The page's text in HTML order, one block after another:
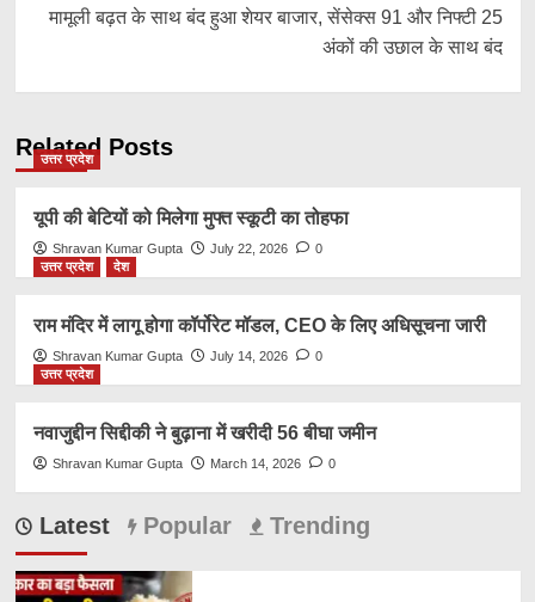
मामूली बढ़त के साथ बंद हुआ शेयर बाजार, सेंसेक्स 91 और निफ्टी 25
अंकों की उछाल के साथ बंद
Related Posts
उत्तर प्रदेश
यूपी की बेटियों को मिलेगा मुफ्त स्कूटी का तोहफा
Shravan Kumar Gupta July 22, 2026
0
उत्तर प्रदेश
देश
राम मंदिर में लागू होगा कॉर्पोरेट मॉडल, CEO के लिए अधिसूचना जारी
Shravan Kumar Gupta July 14, 2026
0
उत्तर प्रदेश
नवाजुद्दीन सिद्दीकी ने बुढ़ाना में खरीदी 56 बीघा जमीन
Shravan Kumar Gupta March 14, 2026 0
Latest Popular Trending